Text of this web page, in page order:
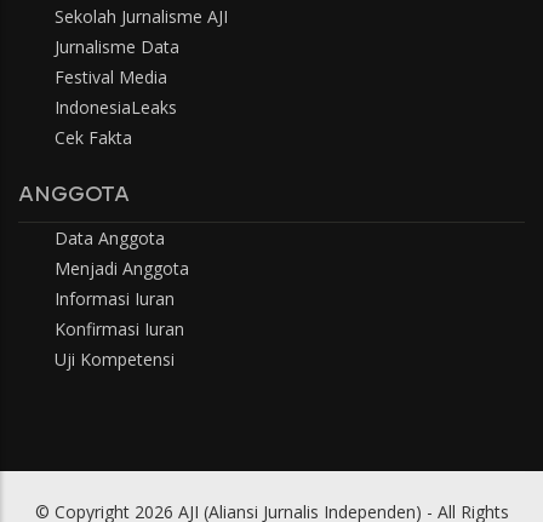
Sekolah Jurnalisme AJI
Jurnalisme Data
Festival Media
IndonesiaLeaks
Cek Fakta
ANGGOTA
Data Anggota
Menjadi Anggota
Informasi Iuran
Konfirmasi Iuran
Uji Kompetensi
© Copyright 2026 AJI (Aliansi Jurnalis Independen) - All Rights